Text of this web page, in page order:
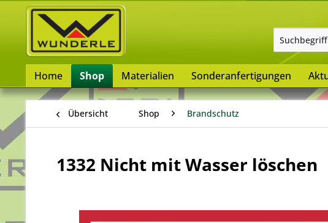
Home Shop Materialien Sonderanfertigungen
Übersicht Shop Brandschutz
1332 Nicht mit Wasser löschen